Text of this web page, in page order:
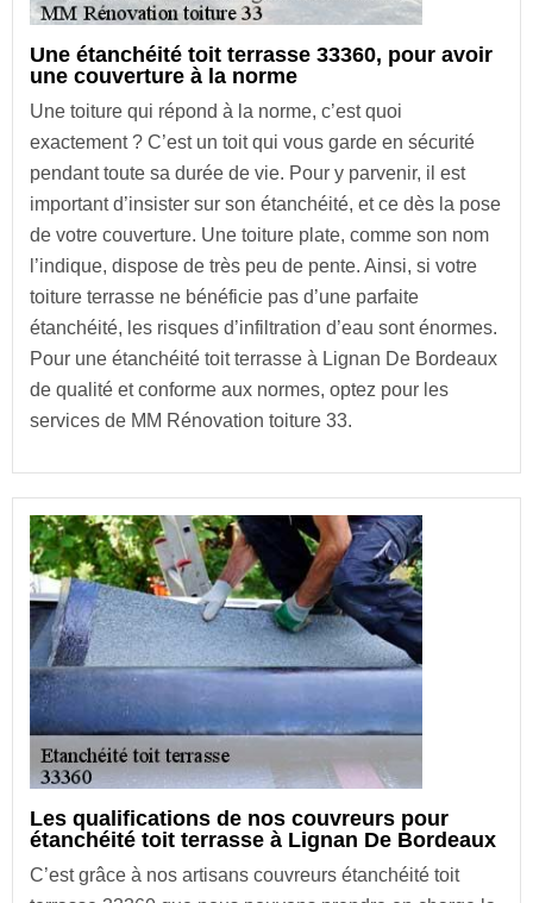
Une étanchéité toit terrasse 33360, pour avoir
une couverture à la norme
Une toiture qui répond à la norme, c’est quoi
exactement ? C’est un toit qui vous garde en sécurité
pendant toute sa durée de vie. Pour y parvenir, il est
important d’insister sur son étanchéité, et ce dès la pose
de votre couverture. Une toiture plate, comme son nom
l’indique, dispose de très peu de pente. Ainsi, si votre
toiture terrasse ne bénéficie pas d’une parfaite
étanchéité, les risques d’infiltration d’eau sont énormes.
Pour une étanchéité toit terrasse à Lignan De Bordeaux
de qualité et conforme aux normes, optez pour les
services de MM Rénovation toiture 33.
Les qualifications de nos couvreurs pour
étanchéité toit terrasse à Lignan De Bordeaux
C’est grâce à nos artisans couvreurs étanchéité toit